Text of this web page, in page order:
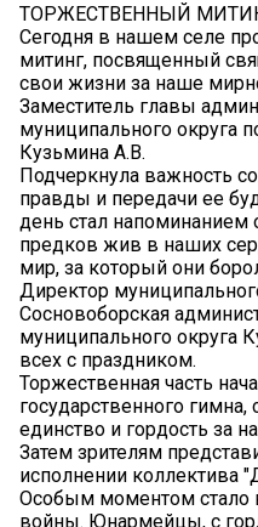
ТОРЖЕСТВЕННЫЙ
Сегодня в нашем селе
митинг, посвященный
свои жизни за наше
Заместитель главы
муниципального округа
Кузьмина А.В.
Подчеркнула важность
правды и передачи ее
день стал напоминанием
предков жив в наших
мир, за который они
Директор
Сосновоборская
муниципального округа
всех с праздником.
Торжественная часть
государственного
единство и гордость за
Затем зрителям
исполнении коллектива
Особым моментом стало
войны. Юнармейцы, с